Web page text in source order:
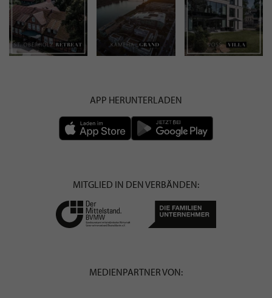
APP HERUNTERLADEN
MITGLIED IN DEN VERBÄNDEN:
MEDIENPARTNER VON: